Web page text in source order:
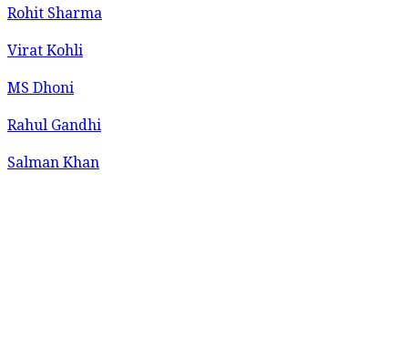
Rohit Sharma
Virat Kohli
MS Dhoni
Rahul Gandhi
Salman Khan